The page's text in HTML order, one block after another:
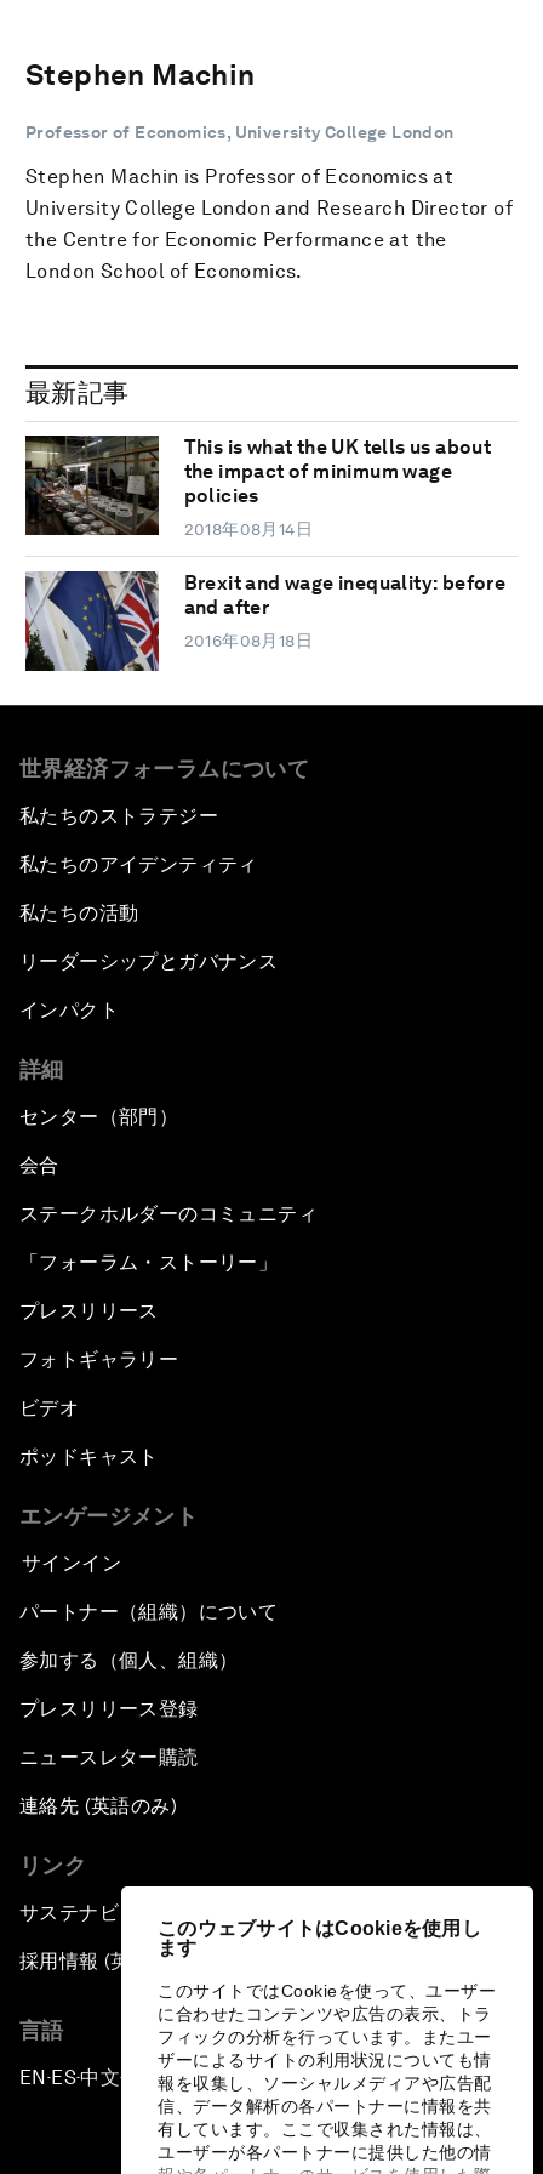
このウェブサイトはCookieを使用し
ます
このサイトではCookieを使って、ユーザー
に合わせたコンテンツや広告の表示、トラ
フィックの分析を行っています。またユー
ザーによるサイトの利用状況についても情
報を収集し、ソーシャルメディアや広告配
信、データ解析の各パートナーに情報を共
有しています。ここで収集された情報は、
ユーザーが各パートナーに提供した他の情
Stephen Machin
Professor of Economics, University College London
Stephen Machin is Professor of Economics at
University College London and Research Director of
the Centre for Economic Performance at the
London School of Economics.
最新記事
This is what the UK tells us about
the impact of minimum wage
policies
2018年08月14日
Brexit and wage inequality: before
and after
2016年08月18日
世界経済フォーラムについて
私たちのストラテジー
私たちのアイデンティティ
私たちの活動
リーダーシップとガバナンス
インパクト
詳細
センター（部門）
会合
ステークホルダーのコミュニティ
「フォーラム・ストーリー」
プレスリリース
フォトギャラリー
ビデオ
ポッドキャスト
エンゲージメント
サインイン
パートナー（組織）について
参加する（個人、組織）
プレスリリース登録
ニュースレター購読
連絡先 (英語のみ)
リンク
サステナビリティへの取り組み
採用情報 (英語のみ)
言語
EN ▪ES▪中文▪ 日本語